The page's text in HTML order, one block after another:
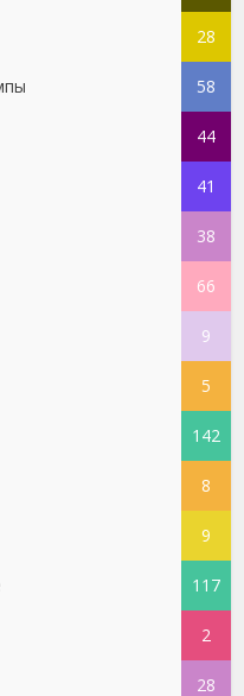
28
58
44
41
38
66
9
5
142
8
9
117
2
28